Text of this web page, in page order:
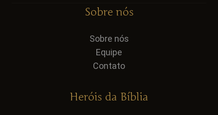
Sobre nós
Sobre nós
Equipe
Contato
Heróis da Bíblia